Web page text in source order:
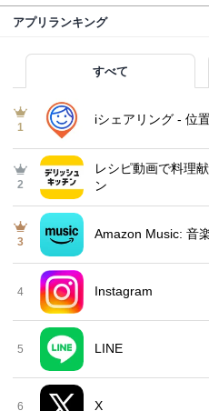
アプリランキング
すべて
1
iシェアリング - 位
2
レシピ動画で料理
ン
3
Amazon Music: 音
4 Instagram
5 LINE
6 X